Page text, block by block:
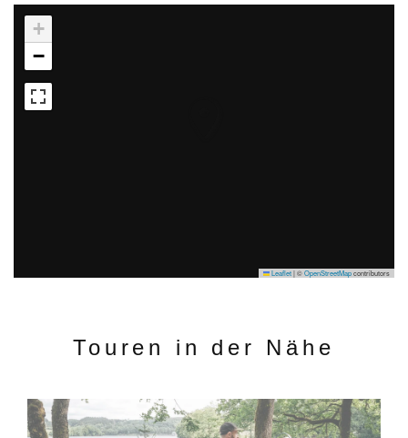
+
−
Leaflet|©OpenStreetMapcontributors
Touren in der Nähe